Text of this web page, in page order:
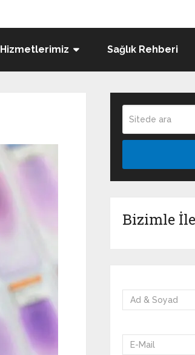
Hizmetlerimiz Sağlık Rehberi
Bizimle